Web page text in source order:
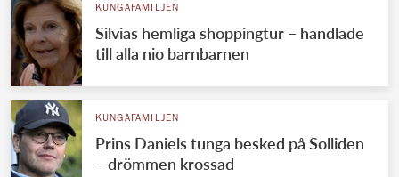
KUNGAFAMILJEN
Silvias hemliga shoppingtur – handlade
till alla nio barnbarnen
KUNGAFAMILJEN
Prins Daniels tunga besked på Solliden
– drömmen krossad